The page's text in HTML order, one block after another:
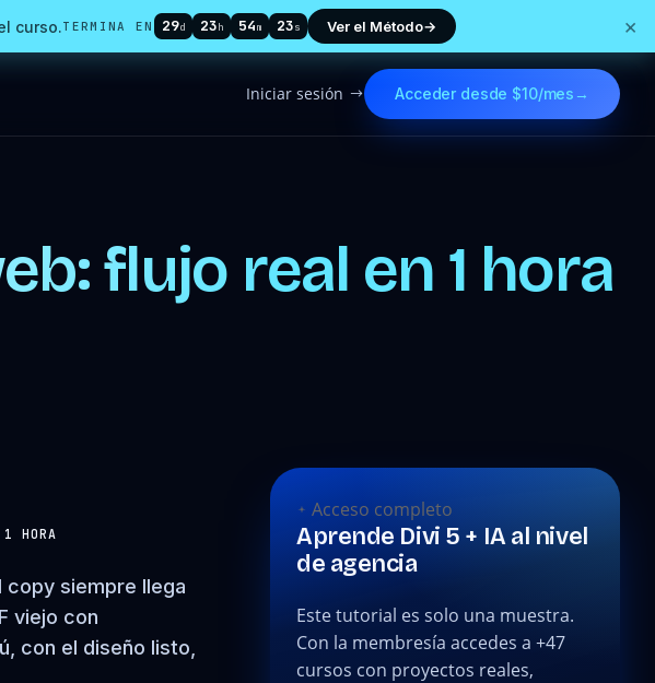
curso.TERMINA EN 29d 23h 54m 21s Ver el Método→ ×
$
Iniciar sesión Acceder desde $10/mes →
flujo real en 1 hora
HORA
siempre llega
viejo con
con el diseño listo,
Acceso completo
Aprende Divi 5 + IA al nivel
de agencia
Este tutorial es solo una muestra.
Con la membresía accedes a +47
cursos con proyectos reales,